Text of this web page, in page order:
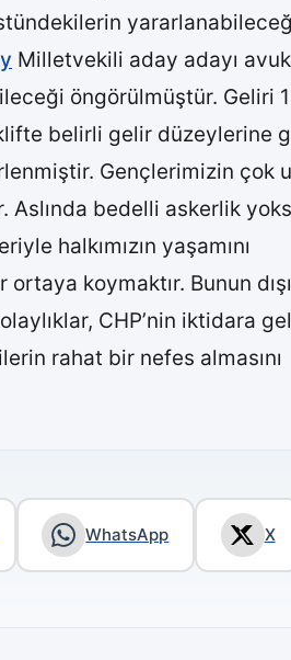
Milletvekili aday adayı
öngörülmüştür. Geliri
belirli gelir düzeylerine
Gençlerimizin çok
Aslında bedelli askerlik
halkımızın yaşamını
koymaktır. Bunun
CHP’nin iktidara
rahat bir nefes almasını
WhatsApp X